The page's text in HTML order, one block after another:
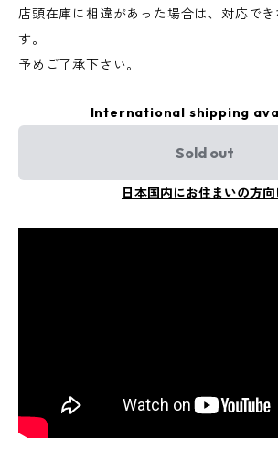
店頭在庫に相違があった場合は、対応で
す。
予めご了承下さい。
International shipping
Sold out
日本国内にお住まいの方向